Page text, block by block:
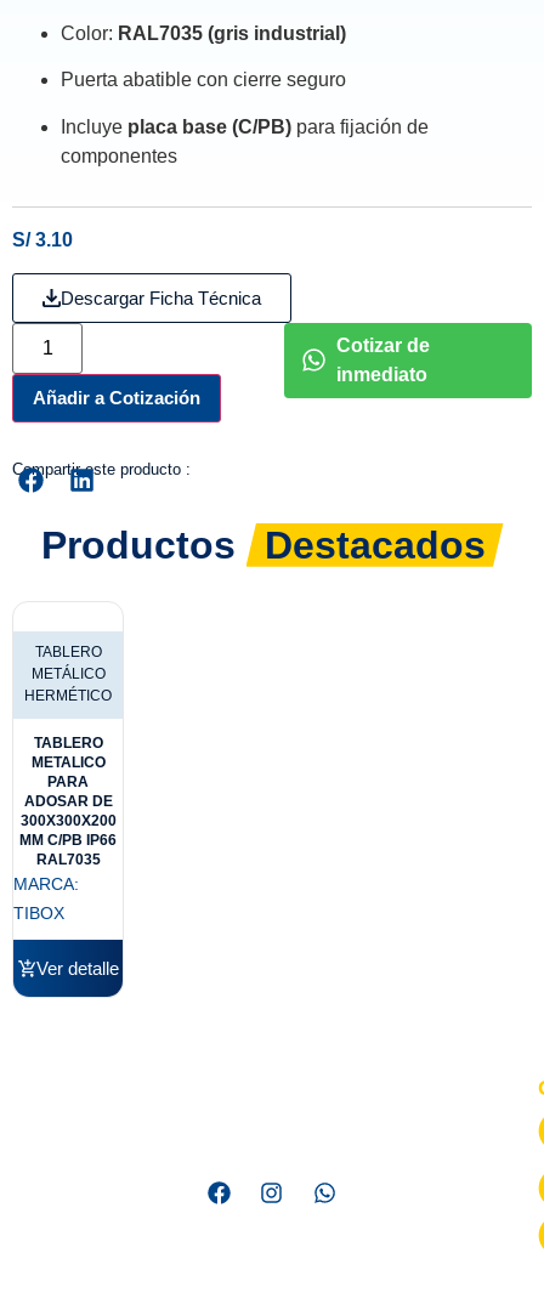
Color: RAL7035 (gris industrial)
Puerta abatible con cierre seguro
Incluye placa base (C/PB) para fijación de
componentes
S/3.10
Descargar Ficha Técnica
Añadir a Cotización
Cotizar de
inmediato
Compartir este producto :
Productos Destacados
TABLERO
METÁLICO
HERMÉTICO
TABLERO
METALICO
PARA
ADOSAR DE
300X300X200
MM C/PB IP66
RAL7035
MARCA:
TIBOX
Ver detalle